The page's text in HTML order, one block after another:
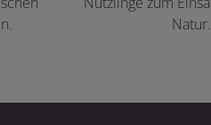
Natur.